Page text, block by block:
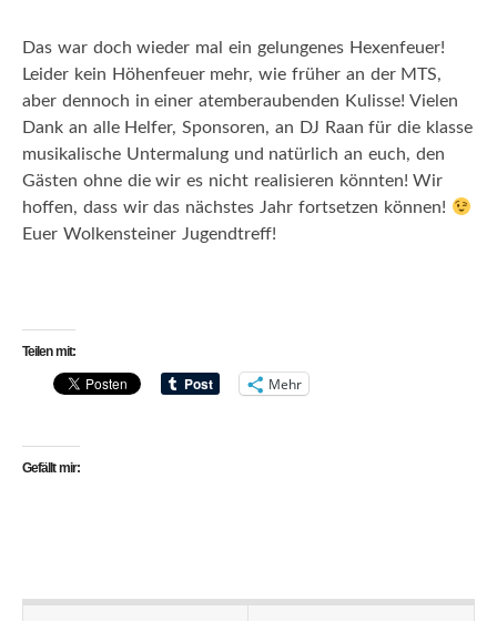
Das war doch wieder mal ein gelungenes Hexenfeuer!
Leider kein Höhenfeuer mehr, wie früher an der MTS,
aber dennoch in einer atemberaubenden Kulisse! Vielen
Dank an alle Helfer, Sponsoren, an DJ Raan für die klasse
musikalische Untermalung und natürlich an euch, den
Gästen ohne die wir es nicht realisieren könnten! Wir
hoffen, dass wir das nächstes Jahr fortsetzen können!
Euer Wolkensteiner Jugendtreff!
Teilen mit:
Mehr
Gefällt mir: